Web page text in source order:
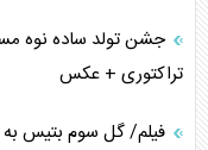
جشن تولد ساده نوه
تراکتوری + عکس
فیلم/ گل سوم بتیس